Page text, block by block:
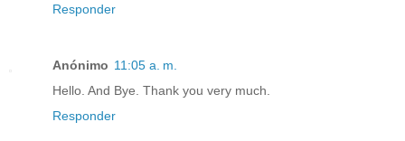
Responder
Anónimo 11:05 a. m.
Hello. And Bye. Thank you very much.
Responder